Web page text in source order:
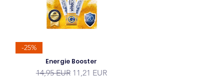
-25%
Energie Booster
Szokásos ár
14,95 EUR Akciós ár
11,21 EUR